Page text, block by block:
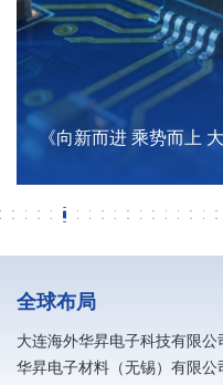
深耕硬核科创，扎根
术经理人专项对接会
亮相夏季达沃斯！海
《大连，凭实力在世界
深耕科创联通东南亚
会期间胡志明市系列配
深化辽港科创联动 共
外华昇座谈交流
《向新而进 乘势而上
《大连民营经济高质
《落子未来：在中国
《MLCC需求缘何进入
日头条》
上交会聚焦新质生产
筑牢安全防线 共建平
向阳而昇 跑出热爱 |
筑牢安全防线 共建平
《电子｜AI浪潮下，
海外华昇应邀出席大
研学深耕结硕果 知行
破解转型难题！金普
ERT培训内容-风险点
海外华昇参加 “十五五
海外华昇荣获2026年
海外华昇受邀出席第
《2026年中国陶瓷电
国电子元件行业协会公
海外华昇亮相2026年
全球首个！电子浆料
辽宁省政府发展研究
海外华昇2026春季校
寻梦华昇 职赢未来｜
银企同心谋发展 金融
华昇考察交流
校企协同聚合力 人才
转载《辽宁日报》报
春风如你 熠熠芳华｜
广发银行大连分行行
量发展
转载《辽宁日报》 报
项冠军
电子浆料生产企业防静
大连海外华昇与惠州
键原材料自主可控根基
招行大连分行与海外
转载《大连日报》报
凝心聚力启新程 海外
区纪委和区工会领导
海外华昇受邀参加
全球布局
大连海外华昇电子科技有限公
华昇电子材料（无锡）有限公